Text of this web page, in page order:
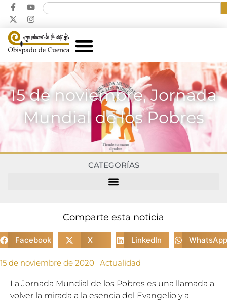
15 de noviembre, Jornada
Mundial de los Pobres
CATEGORÍAS
Comparte esta noticia
Facebook X LinkedIn WhatsApp
15 de noviembre de 2020 Actualidad
La Jornada Mundial de los Pobres es una llamada a
volver la mirada a la esencia del Evangelio y a